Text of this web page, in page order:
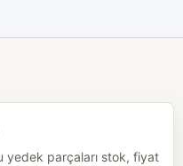
yedek parçaları stok, fiyat